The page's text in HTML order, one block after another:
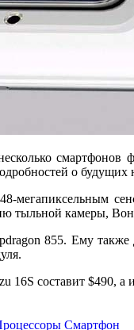
о будущих
мегапиксельным
тыльной камеры,
855. Ему
составит $490,
Смартфон